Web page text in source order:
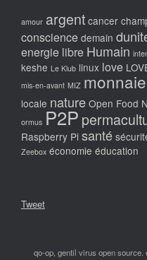
amour argent cancer
conscience demain
energie libre Humain
keshe Le Klub linux love
mis-en-avant MIZ monnaie
locale nature Open Food
ormus P2P
Raspberry Pi santé
Zeebox économie éducation
Tweet
qo-op, gentil virus open